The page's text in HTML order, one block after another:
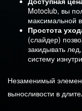
Motoclub, вы
максимальной
Простота
(слайдер)
закидывать
систему
Незаменимый
выносливости в